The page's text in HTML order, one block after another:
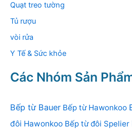
Quạt treo tường
Tủ rượu
vòi rửa
Y Tế & Sức khỏe
Các Nhóm Sản
Bếp từ Bauer Bếp từ Hawonkoo
đôi Hawonkoo Bếp từ đôi Spelier